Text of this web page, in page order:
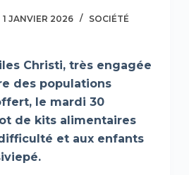
1 JANVIER 2026 SOCIÉTÉ
Christi, très engagée
des populations
le mardi 30
de kits alimentaires
et aux enfants